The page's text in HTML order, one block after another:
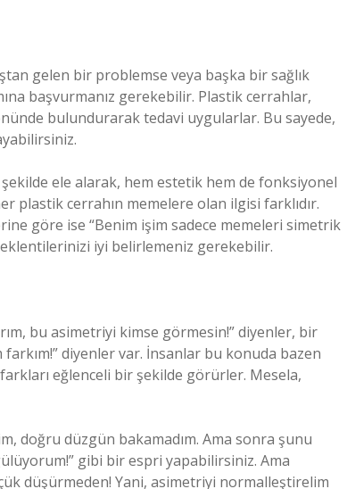
gelen bir problemse veya başka bir sağlık
başvurmanız gerekebilir. Plastik cerrahlar,
bulundurarak tedavi uygularlar. Bu sayede,
ele alarak, hem estetik hem de fonksiyonel
plastik cerrahın memelere olan ilgisi farklıdır.
göre ise “Benim işim sadece memeleri simetrik
iyi belirlemeniz gerekebilir.
bu asimetriyi kimse görmesin!” diyenler, bir
diyenler var. İnsanlar bu konuda bazen
eğlenceli bir şekilde görürler. Mesela,
doğru düzgün bakamadım. Ama sonra şunu
gibi bir espri yapabilirsiniz. Ama
düşürmeden! Yani, asimetriyi normalleştirelim